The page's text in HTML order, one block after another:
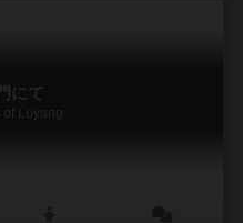
にて
Loyang